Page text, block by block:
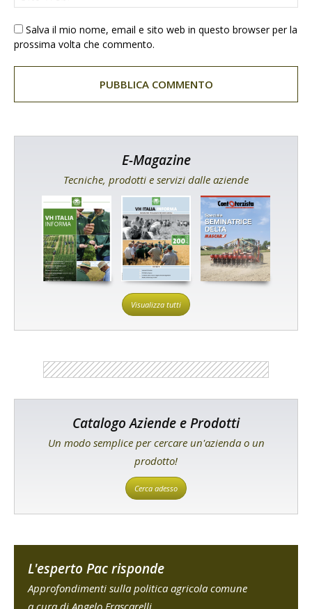
Salva il mio nome, email e sito web in questo browser per la
prossima volta che commento.
E-Magazine
Tecniche, prodotti e servizi dalle aziende
Visualizza tutti
Catalogo Aziende e Prodotti
Un modo semplice per cercare un'azienda o un
prodotto!
Cerca adesso
L'esperto Pac risponde
Approfondimenti sulla politica agricola comune